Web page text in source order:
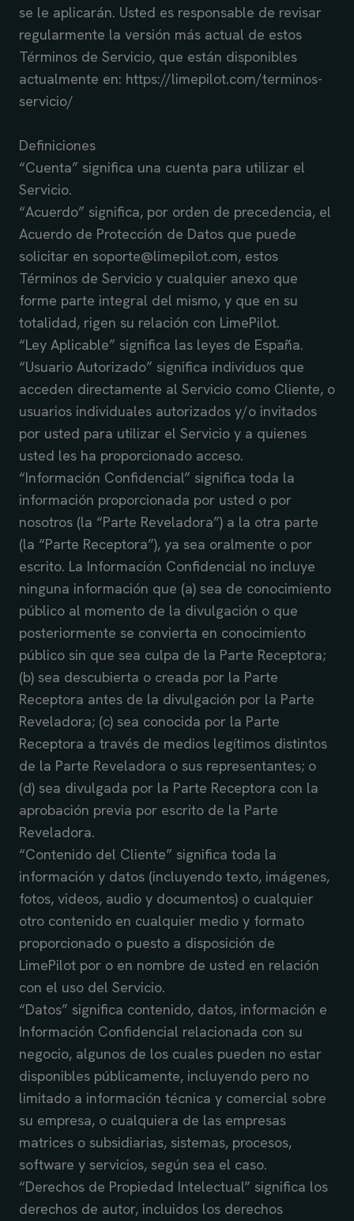
se le aplicarán. Usted es responsable de revisar
regularmente la versión más actual de estos
Términos de Servicio, que están disponibles
actualmente en: https://limepilot.com/terminos-
servicio/
Definiciones
“Cuenta” significa una cuenta para utilizar el
Servicio.
“Acuerdo” significa, por orden de precedencia, el
Acuerdo de Protección de Datos que puede
solicitar en soporte@limepilot.com, estos
Términos de Servicio y cualquier anexo que
forme parte integral del mismo, y que en su
totalidad, rigen su relación con LimePilot.
“Ley Aplicable” significa las leyes de España.
“Usuario Autorizado” significa individuos que
acceden directamente al Servicio como Cliente, o
usuarios individuales autorizados y/o invitados
por usted para utilizar el Servicio y a quienes
usted les ha proporcionado acceso.
“Información Confidencial” significa toda la
información proporcionada por usted o por
nosotros (la “Parte Reveladora”) a la otra parte
(la “Parte Receptora”), ya sea oralmente o por
escrito. La Información Confidencial no incluye
ninguna información que (a) sea de conocimiento
público al momento de la divulgación o que
posteriormente se convierta en conocimiento
público sin que sea culpa de la Parte Receptora;
(b) sea descubierta o creada por la Parte
Receptora antes de la divulgación por la Parte
Reveladora; (c) sea conocida por la Parte
Receptora a través de medios legítimos distintos
de la Parte Reveladora o sus representantes; o
(d) sea divulgada por la Parte Receptora con la
aprobación previa por escrito de la Parte
Reveladora.
“Contenido del Cliente” significa toda la
información y datos (incluyendo texto, imágenes,
fotos, videos, audio y documentos) o cualquier
otro contenido en cualquier medio y formato
proporcionado o puesto a disposición de
LimePilot por o en nombre de usted en relación
con el uso del Servicio.
“Datos” significa contenido, datos, información e
Información Confidencial relacionada con su
negocio, algunos de los cuales pueden no estar
disponibles públicamente, incluyendo pero no
limitado a información técnica y comercial sobre
su empresa, o cualquiera de las empresas
matrices o subsidiarias, sistemas, procesos,
software y servicios, según sea el caso.
“Derechos de Propiedad Intelectual” significa los
derechos de autor, incluidos los derechos